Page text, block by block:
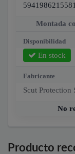
5941986215581
Montada
Disponibilidad
En stock
Fabricante
Scut Protection
No
Producto